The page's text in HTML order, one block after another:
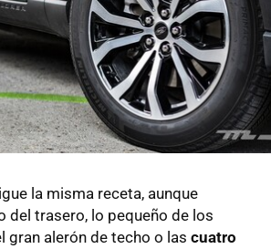
la misma receta, aunque
del trasero, lo pequeño de los
gran alerón de techo o las cuatro